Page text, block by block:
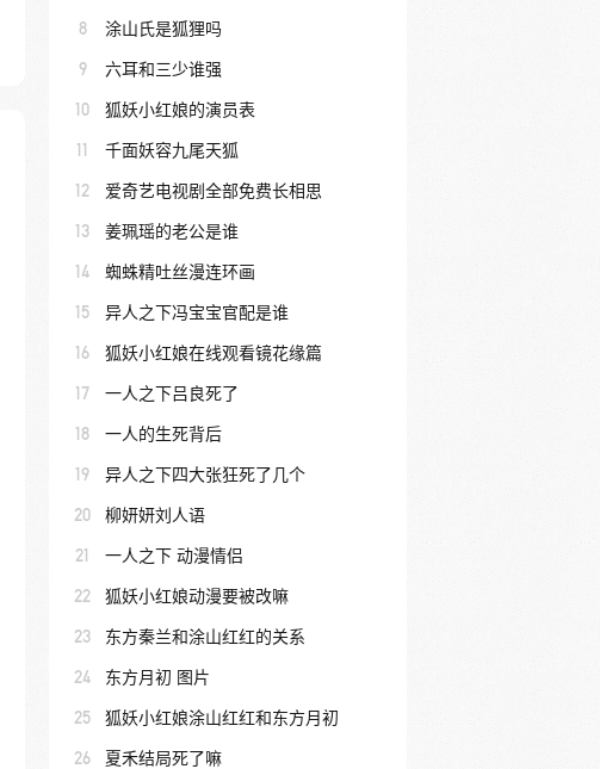
8 涂山氏是狐狸吗
9 六耳和三少谁强
10 狐妖小红娘的演员表
11 千面妖容九尾天狐
12 爱奇艺电视剧全部免费长相思
13 姜珮瑶的老公是谁
14 蜘蛛精吐丝漫连环画
15 异人之下冯宝宝官配是谁
16 狐妖小红娘在线观看镜花缘篇
17 一人之下吕良死了
18 一人的生死背后
19 异人之下四大张狂死了几个
20 柳妍妍刘人语
21 一人之下 动漫情侣
22 狐妖小红娘动漫要被改嘛
23 东方秦兰和涂山红红的关系
24 东方月初 图片
25 狐妖小红娘涂山红红和东方月初
26 夏禾结局死了嘛